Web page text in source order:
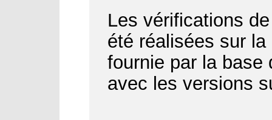
Les vérifications
été réalisées sur
fournie par la base
avec les versions